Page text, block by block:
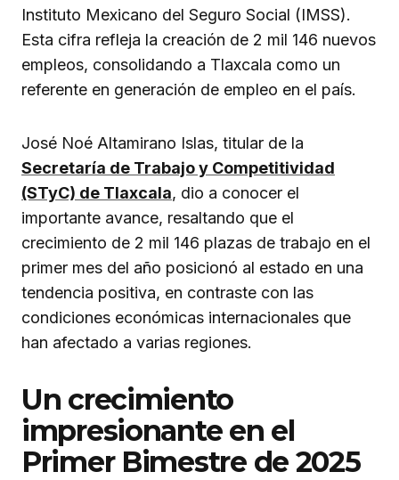
Instituto Mexicano del Seguro Social (IMSS).
Esta cifra refleja la creación de 2 mil 146 nuevos
empleos, consolidando a Tlaxcala como un
referente en generación de empleo en el país.
José Noé Altamirano Islas, titular de la
Secretaría de Trabajo y Competitividad
(STyC) de Tlaxcala, dio a conocer el
importante avance, resaltando que el
crecimiento de 2 mil 146 plazas de trabajo en el
primer mes del año posicionó al estado en una
tendencia positiva, en contraste con las
condiciones económicas internacionales que
han afectado a varias regiones.
Un crecimiento
impresionante en el
Primer Bimestre de 2025